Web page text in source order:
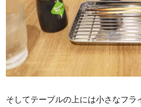
そしてテーブルの上には小さなフ